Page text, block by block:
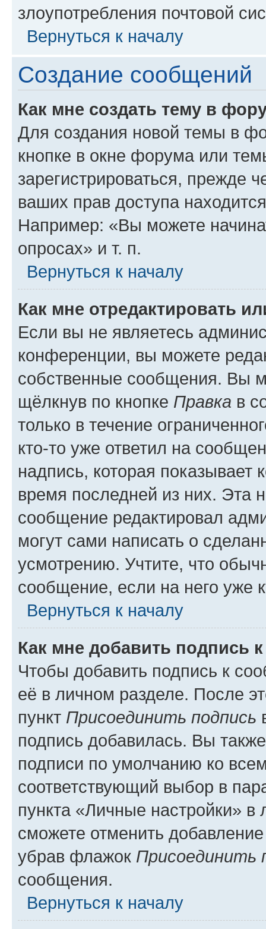
злоупотребления почтовой
Вернуться к началу
Создание сообщений
Как мне создать тему в
Для создания новой темы в
кнопке в окне форума или
зарегистрироваться, прежде
ваших прав доступа
Например: «Вы можете
опросах» и т. п.
Вернуться к началу
Как мне отредактировать
Если вы не являетесь
конференции, вы можете
собственные сообщения. Вы
щёлкнув по кнопке Правка в
только в течение
кто-то уже ответил на
надпись, которая показывает
время последней из них. Эта
сообщение редактировал
могут сами написать о
усмотрению. Учтите, что
сообщение, если на него уже
Вернуться к началу
Как мне добавить подпись
Чтобы добавить подпись к
её в личном разделе. После
пункт Присоединить подпись
подпись добавилась. Вы
подписи по умолчанию ко
соответствующий выбор в
пункта «Личные настройки»
сможете отменить
убрав флажок Присоединить
сообщения.
Вернуться к началу